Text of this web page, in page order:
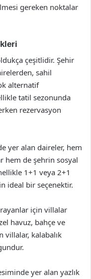
gereken noktalar
çeşitlidir. Şehir
sahil
alternatif
tatil sezonunda
rezervasyon
yer alan daireler, hem
hem de şehrin sosyal
1+1 veya 2+1
ideal bir seçenektir.
için villalar
havuz, bahçe ve
villalar, kalabalık
yer alan yazlık